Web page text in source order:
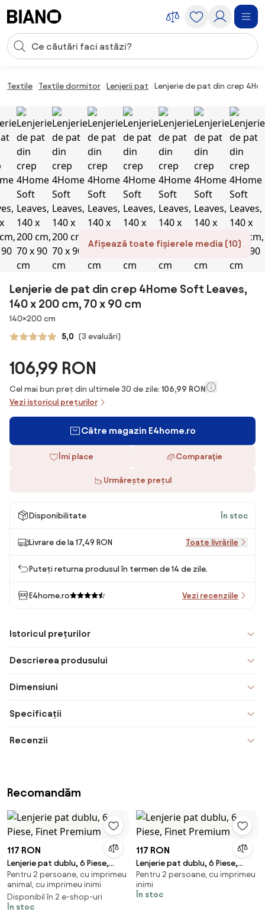
Introducerea căutării
Textile Textile dormitor Lenjerii pat Lenjerie de pat din crep
Afișează toate fișierele media (10)
Lenjerie de pat din crep 4Home Soft Leaves,
140 x 200 cm, 70 x 90 cm
Dimensiuni
140×200 cm
5,0 (3 evaluări)
106,99 RON
Cel mai bun preț din ultimele 30 de zile: 106,99 RON
Vezi istoricul prețurilor
Către magazin E4home.ro
Îmi place Comparaţie
Urmărește prețul
Disponibilitate În stoc
Livrare de la 17,49 RON Toate livrările
Puteți returna produsul în termen de 14 de zile.
E4home.ro Vezi recenziile
Istoricul prețurilor
Descrierea produsului
Dimensiuni
Specificații
Recenzii
Recomandăm
117 RON
Lenjerie pat dublu, 6 Piese,
Finet Premium
Pentru 2 persoane, cu imprimeu
animal, cu imprimeu inimi
Disponibil în 2 e-shop-uri
În stoc
117 RON
Lenjerie pat dublu, 6 Piese,
Finet Premium
Pentru 2 persoane, cu imprimeu
inimi
În stoc